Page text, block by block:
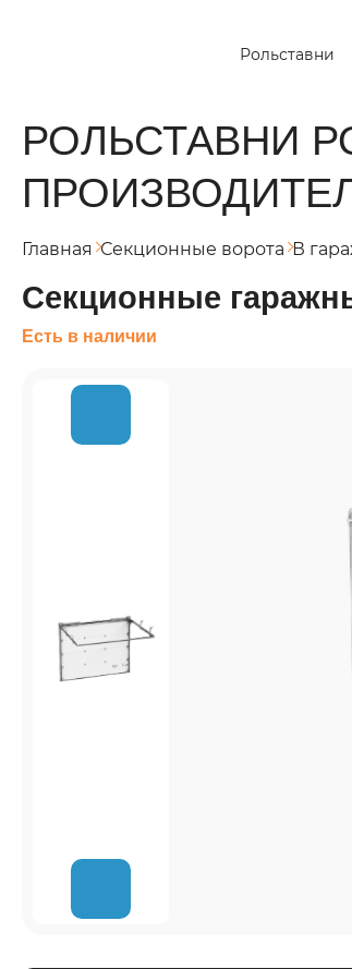
Рольставни
РОЛЬСТАВНИ
Главная Секционные ворота В
Секционные
Есть в наличии